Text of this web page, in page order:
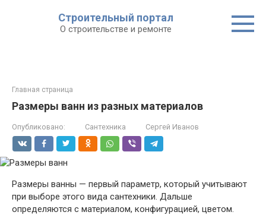
Строительный портал
О строительстве и ремонте
Главная страница
Размеры ванн из разных материалов
Опубликовано: Сантехника Сергей Иванов
Размеры ванны — первый параметр, который учитывают
при выборе этого вида сантехники. Дальше
определяются с материалом, конфигурацией, цветом.